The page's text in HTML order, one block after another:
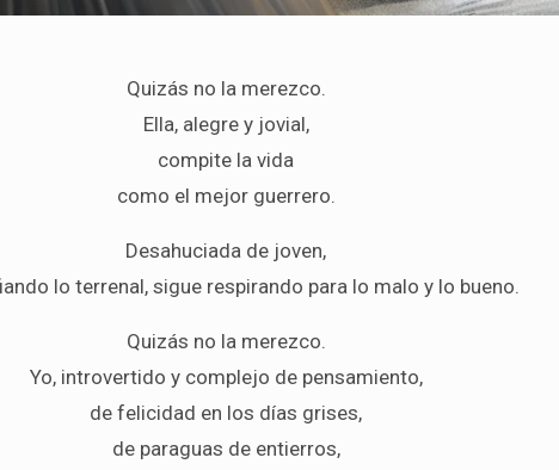
Quizás no la merezco.
Ella, alegre y jovial,
compite la vida
como el mejor guerrero.
Desahuciada de joven,
lo terrenal, sigue respirando para lo malo y lo bueno.
Quizás no la merezco.
Yo, introvertido y complejo de pensamiento,
de felicidad en los días grises,
de paraguas de entierros,